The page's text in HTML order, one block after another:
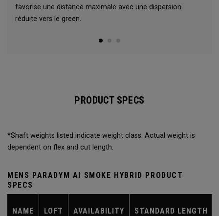
favorise une distance maximale avec une dispersion
réduite vers le green.
PRODUCT SPECS
*Shaft weights listed indicate weight class. Actual weight is
dependent on flex and cut length.
MENS PARADYM AI SMOKE HYBRID PRODUCT
SPECS
NAME LOFT AVAILABILITY STANDARD LENGTH